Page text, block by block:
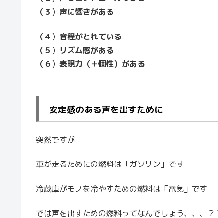
（３）声に響きがある
（４）音程がとれている
（５）リズム感がある
（６）表現力（＋個性）がある
安定感のある声を出すために
突然ですが
車が走るためにの燃料は「ガソリン」です
冷蔵庫がモノを冷やすための燃料は「電気」です
では声を出すための燃料ってなんでしょう、、、？